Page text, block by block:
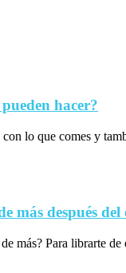
hacer?
lo que comes y
más después del
más? Para librarte